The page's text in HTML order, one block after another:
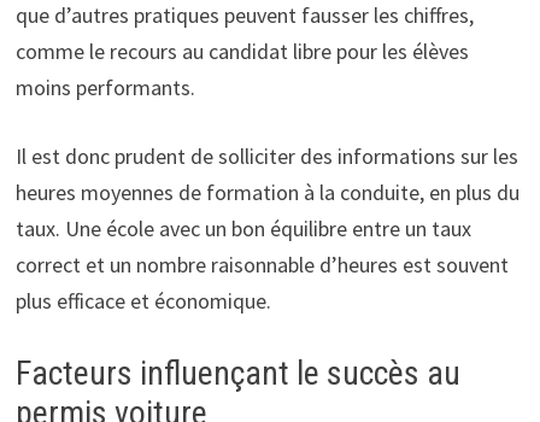
que d’autres pratiques peuvent fausser les chiffres,
comme le recours au candidat libre pour les élèves
moins performants.
Il est donc prudent de solliciter des informations sur les
heures moyennes de formation à la conduite, en plus du
taux. Une école avec un bon équilibre entre un taux
correct et un nombre raisonnable d’heures est souvent
plus efficace et économique.
Facteurs influençant le succès au
permis voiture